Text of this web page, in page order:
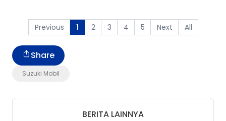
Previous 1 2 3 4 5 Next All
Suzuki Mobil
Share
BERITA LAINNYA